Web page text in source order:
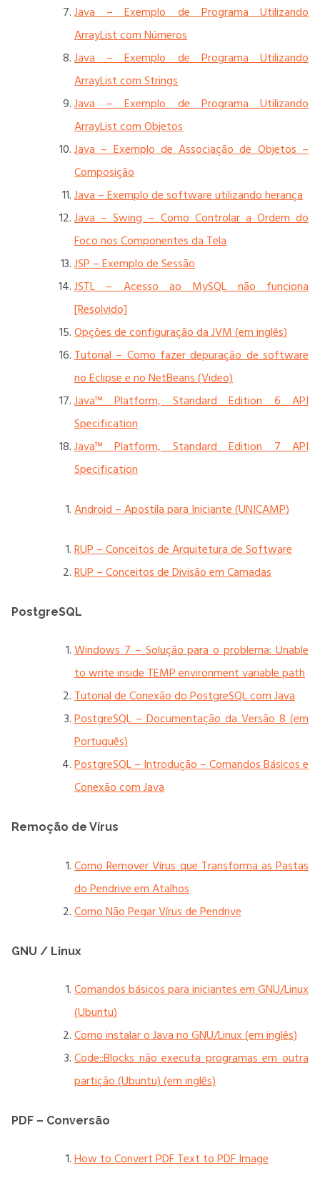
Java – Exemplo de Programa Utilizando
ArrayList com Números
Java – Exemplo de Programa Utilizando
ArrayList com Strings
Java – Exemplo de Programa Utilizando
ArrayList com Objetos
Java – Exemplo de Associação de Objetos –
Composição
Java – Exemplo de software utilizando herança
Java – Swing – Como Controlar a Ordem do
Foco nos Componentes da Tela
JSP – Exemplo de Sessão
JSTL – Acesso ao MySQL não funciona
[Resolvido]
Opções de configuração da JVM (em inglês)
Tutorial – Como fazer depuração de software
no Eclipse e no NetBeans (Video)
Java™ Platform, Standard Edition 6 API
Specification
Java™ Platform, Standard Edition 7 API
Specification
Android – Apostila para Iniciante (UNICAMP)
RUP – Conceitos de Arquitetura de Software
RUP – Conceitos de Divisão em Camadas
PostgreSQL
Windows 7 – Solução para o problema: Unable
to write inside TEMP environment variable path
Tutorial de Conexão do PostgreSQL com Java
PostgreSQL – Documentação da Versão 8 (em
Português)
PostgreSQL – Introdução – Comandos Básicos e
Conexão com Java
Remoção de Vírus
Como Remover Vírus que Transforma as Pastas
do Pendrive em Atalhos
Como Não Pegar Vírus de Pendrive
GNU / Linux
Comandos básicos para iniciantes em GNU/Linux
(Ubuntu)
Como instalar o Java no GNU/Linux (em inglês)
Code::Blocks não executa programas em outra
partição (Ubuntu) (em inglês)
PDF – Conversão
How to Convert PDF Text to PDF Image